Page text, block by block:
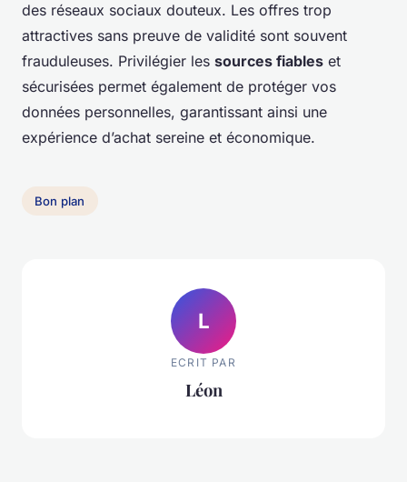
des réseaux sociaux douteux. Les offres trop
attractives sans preuve de validité sont souvent
frauduleuses. Privilégier les sources fiables et
sécurisées permet également de protéger vos
données personnelles, garantissant ainsi une
expérience d’achat sereine et économique.
Bon plan
L
ECRIT PAR
Léon